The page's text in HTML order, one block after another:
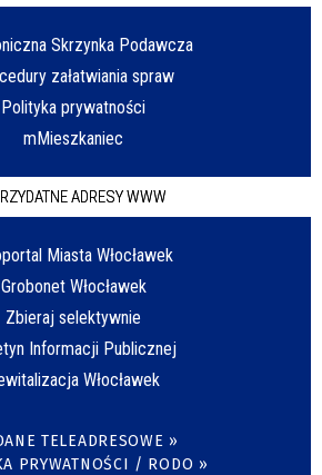
Skrzynka Podawcza
załatwiania spraw
Polityka prywatności
mMieszkaniec
ADRESY WWW
Miasta Włocławek
Grobonet Włocławek
Zbieraj selektywnie
Informacji Publicznej
Włocławek
TELEADRESOWE »
PRYWATNOŚCI / RODO »